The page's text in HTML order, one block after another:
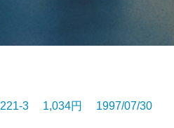
3 1,034円 1997/07/30